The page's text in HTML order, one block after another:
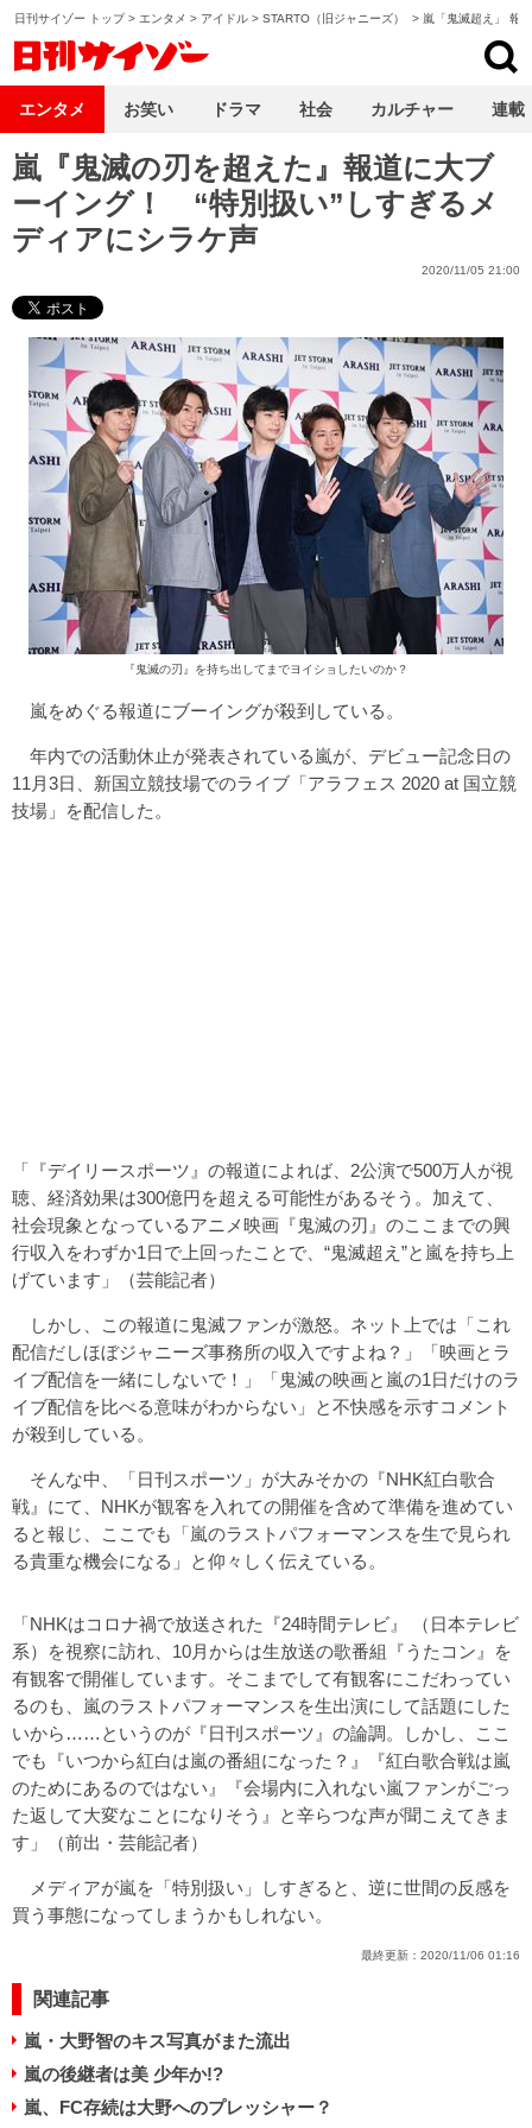
日刊サイゾー トップ> エンタメ > アイドル > STARTO（旧ジャニーズ） > 嵐「鬼滅超え」 報
嵐『鬼滅の刃を超えた』報道に大ブ
ーイング！ “特別扱い”しすぎるメ
ディアにシラケ声
2020/11/05 21:00
『鬼滅の刃』を持ち出してまでヨイショしたいのか？
嵐をめぐる報道にブーイングが殺到している。
年内での活動休止が発表されている嵐が、デビュー記念日の
11月3日、新国立競技場でのライブ「アラフェス 2020 at 国立競
技場」を配信した。
「『デイリースポーツ』の報道によれば、2公演で500万人が視
聴、経済効果は300億円を超える可能性があるそう。加えて、
社会現象となっているアニメ映画『鬼滅の刃』のここまでの興
行収入をわずか1日で上回ったことで、“鬼滅超え”と嵐を持ち上
げています」（芸能記者）
しかし、この報道に鬼滅ファンが激怒。ネット上では「これ
配信だしほぼジャニーズ事務所の収入ですよね？」「映画とラ
イブ配信を一緒にしないで！」「鬼滅の映画と嵐の1日だけのラ
イブ配信を比べる意味がわからない」と不快感を示すコメント
が殺到している。
そんな中、「日刊スポーツ」が大みそかの『NHK紅白歌合
戦』にて、NHKが観客を入れての開催を含めて準備を進めてい
ると報じ、ここでも「嵐のラストパフォーマンスを生で見られ
る貴重な機会になる」と仰々しく伝えている。
「NHKはコロナ禍で放送された『24時間テレビ』 （日本テレビ
系）を視察に訪れ、10月からは生放送の歌番組『うたコン』を
有観客で開催しています。そこまでして有観客にこだわってい
るのも、嵐のラストパフォーマンスを生出演にして話題にした
いから……というのが『日刊スポーツ』の論調。しかし、ここ
でも『いつから紅白は嵐の番組になった？』『紅白歌合戦は嵐
のためにあるのではない』『会場内に入れない嵐ファンがごっ
た返して大変なことになりそう』と辛らつな声が聞こえてきま
す」（前出・芸能記者）
メディアが嵐を「特別扱い」しすぎると、逆に世間の反感を
買う事態になってしまうかもしれない。
最終更新： 2020/11/06 01:16
関連記事
嵐・大野智のキス写真がまた流出
嵐の後継者は美 少年か!?
嵐、FC存続は大野へのプレッシャー？
エンタメ お笑い ドラマ 社会 カルチャー 連載